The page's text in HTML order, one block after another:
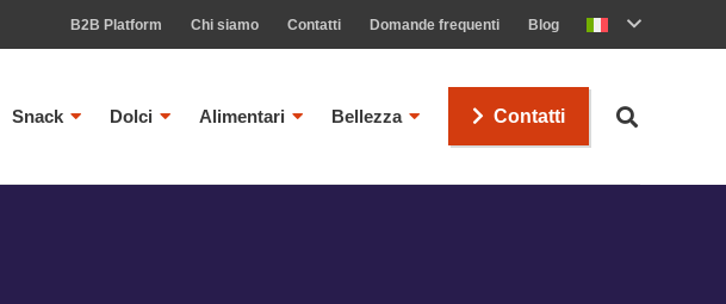
B2B Platform Chi siamo Contatti Domande frequenti Blog
Snack Dolci Alimentari Bellezza Contatti